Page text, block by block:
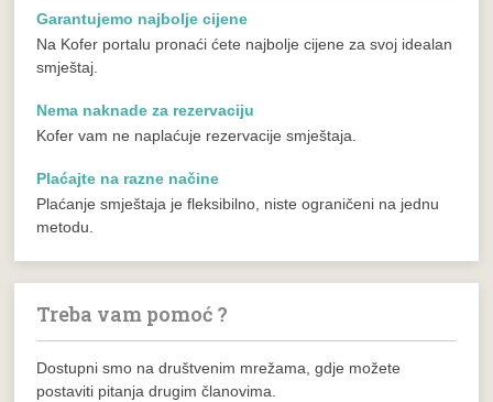
Garantujemo najbolje cijene
Na Kofer portalu pronaći ćete najbolje cijene za svoj idealan
smještaj.
Nema naknade za rezervaciju
Kofer vam ne naplaćuje rezervacije smještaja.
Plaćajte na razne načine
Plaćanje smještaja je fleksibilno, niste ograničeni na jednu
metodu.
Treba vam pomoć ?
Dostupni smo na društvenim mrežama, gdje možete
postaviti pitanja drugim članovima.